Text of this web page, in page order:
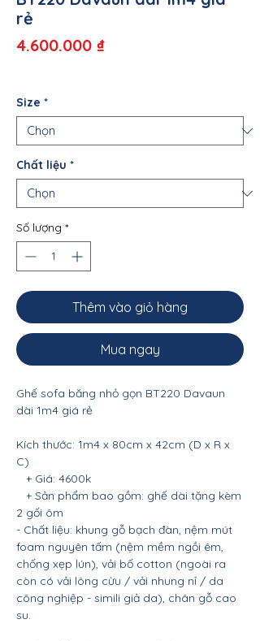
rẻ
4.600.000 ₫Giá
Size *
Chất liệu *
Số lượng *
Thêm vào giỏ hàng
Mua ngay
Ghế sofa băng nhỏ gọn BT220 Davaun
dài 1m4 giá rẻ
Kích thước: 1m4 x 80cm x 42cm (D x R x
C)
+ Giá: 4600k
+ Sản phẩm bao gồm: ghế dài tặng kèm
2 gối ôm
- Chất liệu: khung gỗ bạch đàn, nệm mút
foam nguyên tấm (nệm mềm ngồi êm,
chống xẹp lún), vải bố cotton (ngoài ra
còn có vải lông cừu / vải nhung nỉ / da
công nghiệp - simili giả da), chân gỗ cao
su.